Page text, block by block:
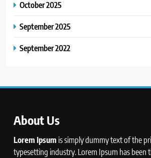
October 2025
September 2025
September 2022
About Us
Lorem Ipsum is simply dummy text of the
typesetting industry. Lorem Ipsum has been